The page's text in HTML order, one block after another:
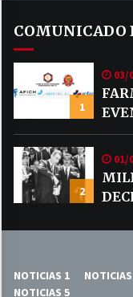
COMUNICADO
1
03/
2
01/
NOTICIAS 1
NOTICIAS 5